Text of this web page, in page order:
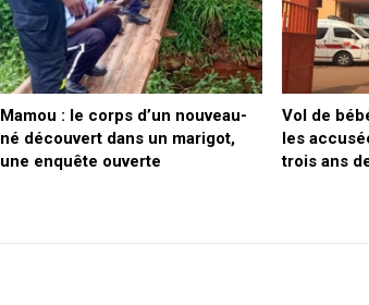
Mamou : le corps d’un nouveau-
né découvert dans un marigot,
une enquête ouverte
Vol de
les
trois ans